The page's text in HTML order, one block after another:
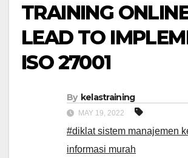
TRAINING
LEAD TO
ISO 27001
By kelastraining
MAY 19, 2022
#diklat sistem manajemen
informasi murah